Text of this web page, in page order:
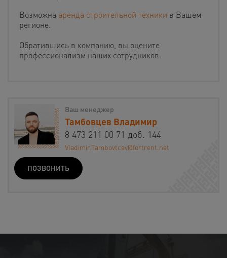
Возможна аренда строительной техники в Вашем
регионе.
Обратившись в компанию, вы оцените
профессионализм наших сотрудников.
Ваш менеджер
Тамбовцев Владимир
8 473 211 00 71 доб. 144
Vladimir.Tambovtcev@fortrent.net
ПОЗВОНИТЬ